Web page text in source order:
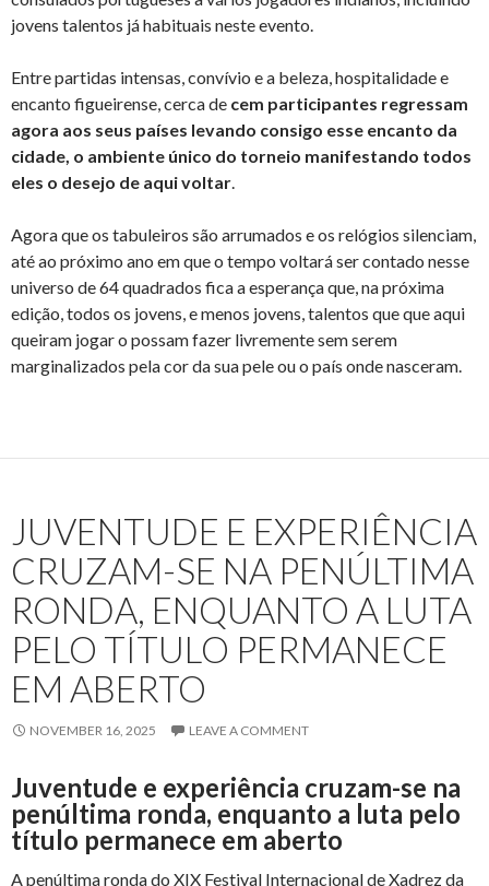
jovens talentos já habituais neste evento.
Entre partidas intensas, convívio e a beleza, hospitalidade e
encanto figueirense, cerca de cem participantes regressam
agora aos seus países levando consigo esse encanto da
cidade, o ambiente único do torneio manifestando todos
eles o desejo de aqui voltar.
Agora que os tabuleiros são arrumados e os relógios silenciam,
até ao próximo ano em que o tempo voltará ser contado nesse
universo de 64 quadrados fica a esperança que, na próxima
edição, todos os jovens, e menos jovens, talentos que que aqui
queiram jogar o possam fazer livremente sem serem
marginalizados pela cor da sua pele ou o país onde nasceram.
JUVENTUDE E EXPERIÊNCIA
CRUZAM-SE NA PENÚLTIMA
RONDA, ENQUANTO A LUTA
PELO TÍTULO PERMANECE
EM ABERTO
NOVEMBER 16, 2025 LEAVE A COMMENT
Juventude e experiência cruzam-se na
penúltima ronda, enquanto a luta pelo
título permanece em aberto
A penúltima ronda do XIX Festival Internacional de Xadrez da